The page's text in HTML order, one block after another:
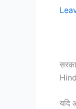
यदि